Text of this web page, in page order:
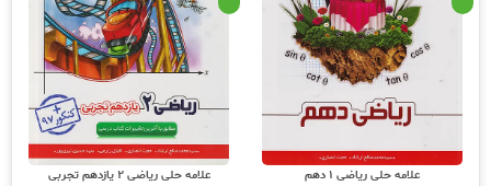
علامه حلی ریاضی 1 دهم علامه حلی ریاضی 2 یازدهم تجربی